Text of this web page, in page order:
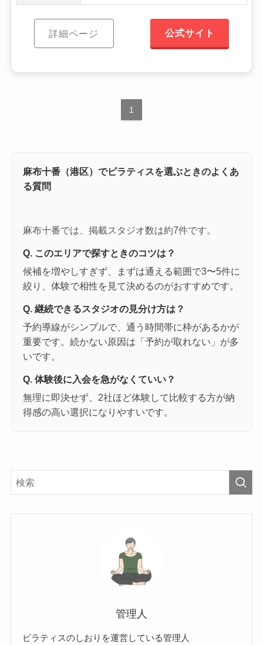
詳細ページ 公式サイト
1
麻布十番（港区）でピラティスを選ぶときのよくあ
る質問
麻布十番では、掲載スタジオ数は約7件です。
Q. このエリアで探すときのコツは？
候補を増やしすぎず、まずは通える範囲で3〜5件に
絞り、体験で相性を見て決めるのがおすすめです。
Q. 継続できるスタジオの見分け方は？
予約導線がシンプルで、通う時間帯に枠があるかが
重要です。続かない原因は「予約が取れない」が多
いです。
Q. 体験後に入会を急がなくていい？
無理に即決せず、2社ほど体験して比較する方が納
得感の高い選択になりやすいです。
管理人
ピラティスのしおりを運営している管理人